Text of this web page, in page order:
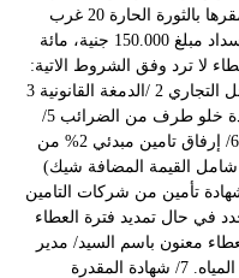
الطرق والجسور و مصارف المياه بمقرها بالثورة الحارة 20 غرب
محطة وقود النيل شارع الوادي بعد سداد مبلغ 150.000 جنية، مائة
لا ترد وفق الشروط الاتية:
1/ إرفاق شهادة التسجيل من المسجل التجاري 2 /الدمغة القانونية 3
/شهادة إبراء ذمة من الزكاة 4/ شهادة خلو طرف من الضرائب 5/
شهادة تسجيل على القيمة المضافة 6/ إرفاق تامين مبدئي 2% من
شامل القيمة المضافة شيك)
تأمين من شركات التامين
في حال تمديد فترة العطاء
العطاء معنون باسم السيد/ مدير
عام هيئة الطرق والجسور ومصارف المياه. 7/ شهادة المقدرة